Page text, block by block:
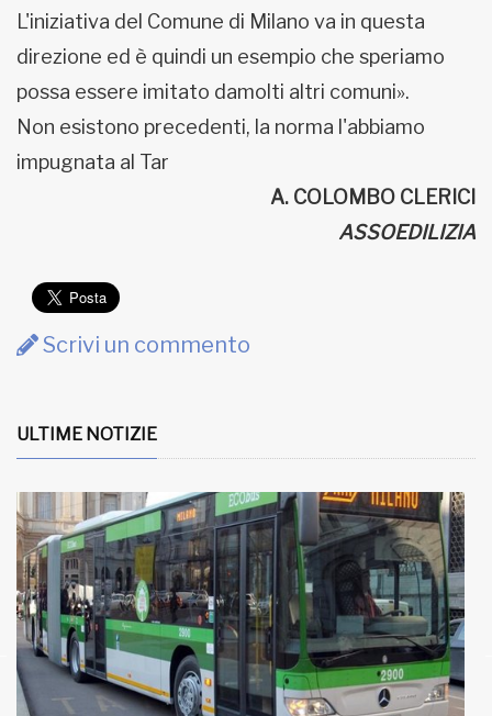
L'iniziativa del Comune di Milano va in questa
direzione ed è quindi un esempio che speriamo
possa essere imitato damolti altri comuni».
Non esistono precedenti, la norma l'abbiamo
impugnata al Tar
A. COLOMBO CLERICI
ASSOEDILIZIA
Scrivi un commento
ULTIME NOTIZIE